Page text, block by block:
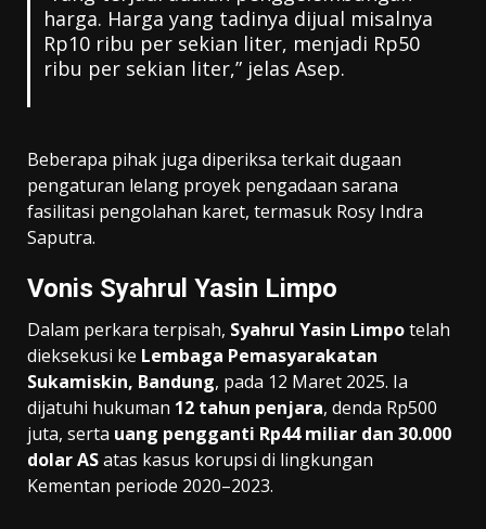
harga. Harga yang tadinya dijual misalnya
Rp10 ribu per sekian liter, menjadi Rp50
ribu per sekian liter,” jelas Asep.
Beberapa pihak juga diperiksa terkait dugaan
pengaturan lelang proyek pengadaan sarana
fasilitasi pengolahan karet, termasuk Rosy Indra
Saputra.
Vonis Syahrul Yasin Limpo
Dalam perkara terpisah, Syahrul Yasin Limpotelah
dieksekusi ke Lembaga Pemasyarakatan
Sukamiskin, Bandung, pada 12 Maret 2025. Ia
dijatuhi hukuman 12 tahun penjara, denda Rp500
juta, serta uang pengganti Rp44 miliar dan 30.000
dolar ASatas kasus korupsi di lingkungan
Kementan periode 2020–2023.